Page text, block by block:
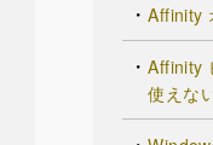
Affinity
Affinity
使えな